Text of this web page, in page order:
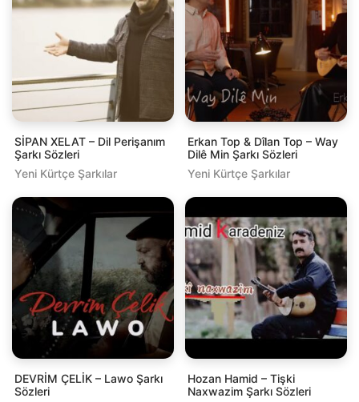
SİPAN XELAT – Dil Perişanım
Şarkı Sözleri
Yeni Kürtçe Şarkılar
Erkan Top & Dîlan Top – Way
Dilê Min Şarkı Sözleri
Yeni Kürtçe Şarkılar
DEVRİM ÇELİK – Lawo Şarkı
Sözleri
Hozan Hamid – Tişki
Naxwazim Şarkı Sözleri